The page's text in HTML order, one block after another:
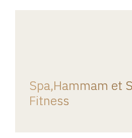
Spa,Hammam et
Fitness